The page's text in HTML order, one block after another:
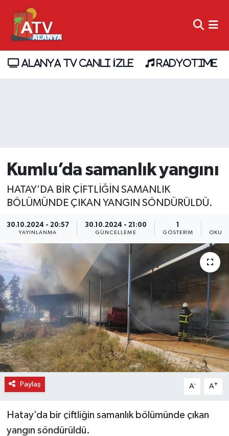
ALANYA TV CANLI İZLE RADYOTIME
Kumlu’da samanlık yangını
HATAY’DA BİR ÇİFTLİĞİN SAMANLIK
BÖLÜMÜNDE ÇIKAN YANGIN SÖNDÜRÜLDÜ.
30.10.2024 - 20:57
YAYINLANMA
30.10.2024 - 21:00
GÜNCELLEME
1
GÖSTERIM
Paylaş A- A+
Hatay’da bir çiftliğin samanlık bölümünde çıkan
yangın söndürüldü.